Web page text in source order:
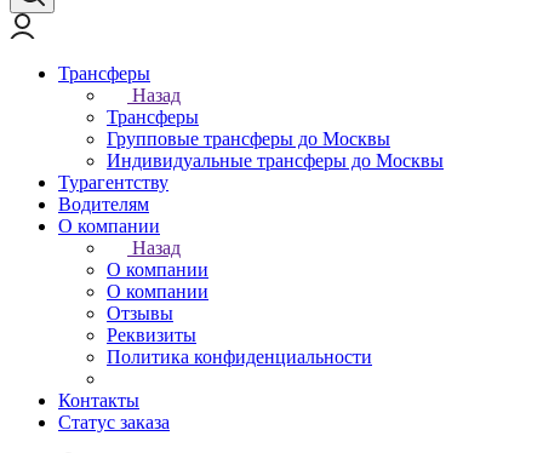
Трансферы
Назад
Трансферы
Групповые трансферы до Москвы
Индивидуальные трансферы до Москвы
Турагентству
Водителям
О компании
Назад
О компании
О компании
Отзывы
Реквизиты
Политика конфиденциальности
Контакты
Статус заказа